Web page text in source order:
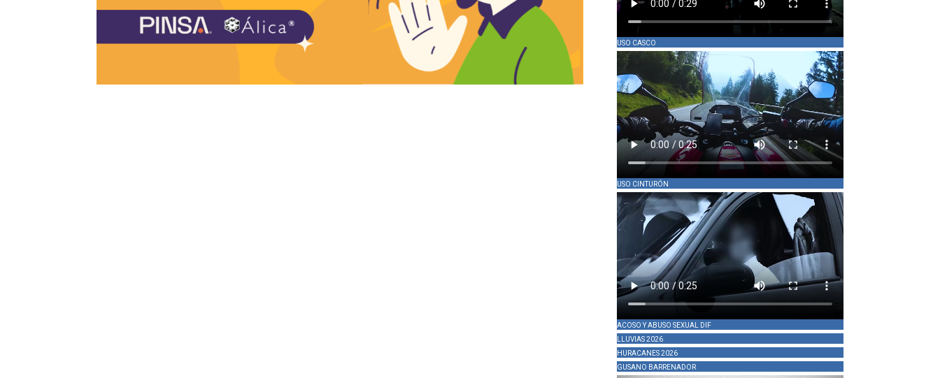
USO CASCO
USO CINTURÓN
ACOSO Y ABUSO SEXUAL DIF
LLUVIAS 2026
HURACANES 2026
GUSANO BARRENADOR